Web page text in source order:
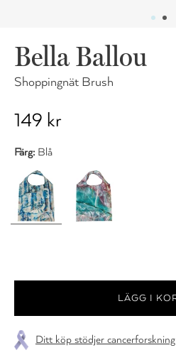
Bella Ballou
Shoppingnät Brush
149 kr
Färg: Blå
Ditt köp stödjer cancerforskning